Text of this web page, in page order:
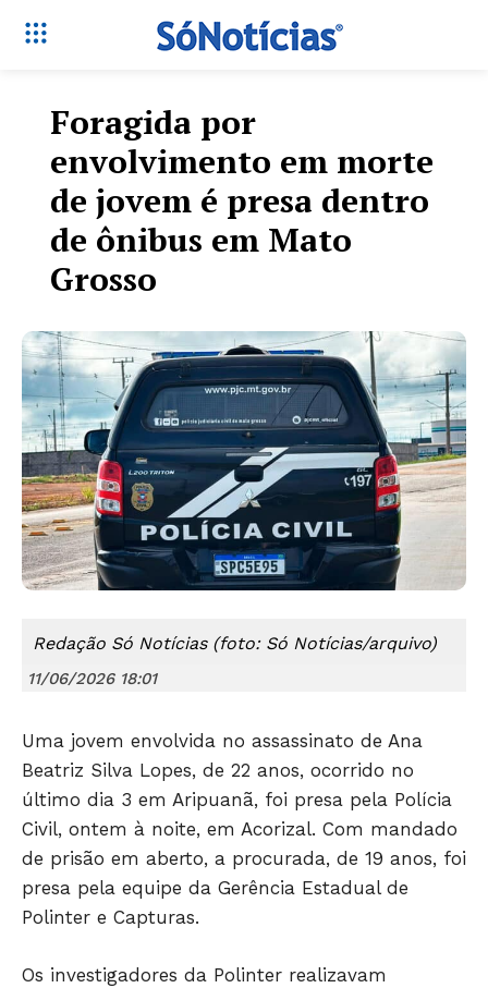
Só Notícias
Foragida por
envolvimento em morte
de jovem é presa dentro
de ônibus em Mato
Grosso
Redação Só Notícias (foto: Só Notícias/arquivo)
11/06/2026 18:01
Uma jovem envolvida no assassinato de Ana
Beatriz Silva Lopes, de 22 anos, ocorrido no
último dia 3 em Aripuanã, foi presa pela Polícia
Civil, ontem à noite, em Acorizal. Com mandado
de prisão em aberto, a procurada, de 19 anos, foi
presa pela equipe da Gerência Estadual de
Polinter e Capturas.
Os investigadores da Polinter realizavam